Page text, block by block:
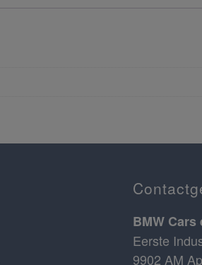
BMW Cars
Eerste
9902 AM